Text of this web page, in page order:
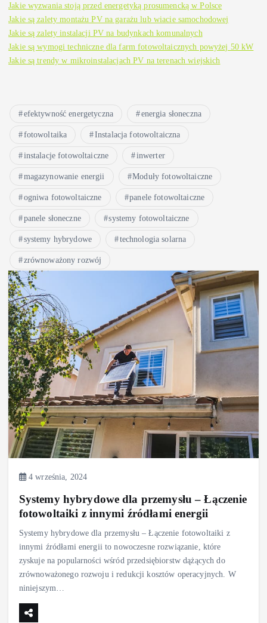
Jakie wyzwania stoją przed energetyką prosumencką w Polsce
Jakie są zalety montażu PV na garażu lub wiacie samochodowej
Jakie są zalety instalacji PV na budynkach komunalnych
Jakie są wymogi techniczne dla farm fotowoltaicznych powyżej 50 kW
Jakie są trendy w mikroinstalacjach PV na terenach wiejskich
efektywność energetyczna energia słoneczna
fotowoltaika Instalacja fotowoltaiczna
instalacje fotowoltaiczne inwerter
magazynowanie energii Moduły fotowoltaiczne
ogniwa fotowoltaiczne panele fotowoltaiczne
panele słoneczne systemy fotowoltaiczne
systemy hybrydowe technologia solarna
zrównoważony rozwój
4 września, 2024
Systemy hybrydowe dla przemysłu – Łączenie
fotowoltaiki z innymi źródłami energii
Systemy hybrydowe dla przemysłu – Łączenie fotowoltaiki z
innymi źródłami energii to nowoczesne rozwiązanie, które
zyskuje na popularności wśród przedsiębiorstw dążących do
zrównoważonego rozwoju i redukcji kosztów operacyjnych. W
niniejszym…